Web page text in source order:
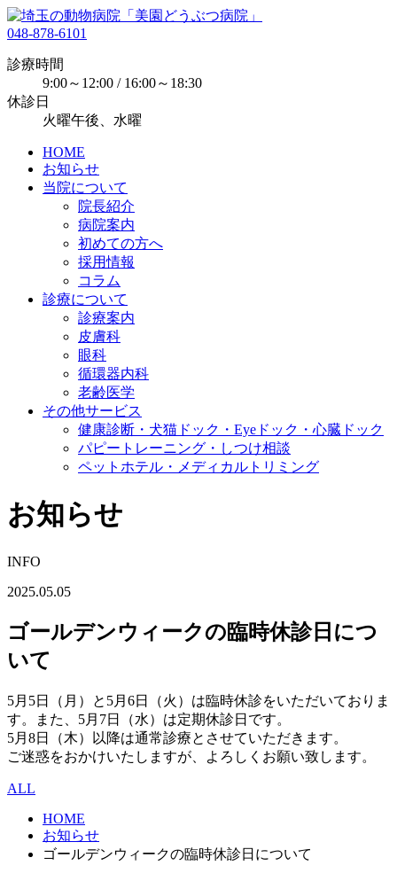
048-878-6101
診療時間
9:00～12:00 / 16:00～18:30
休診日
火曜午後、水曜
HOME
お知らせ
当院について
院長紹介
病院案内
初めての方へ
採用情報
コラム
診療について
診療案内
皮膚科
眼科
循環器内科
老齢医学
その他サービス
健康診断・犬猫ドック・Eyeドック・心臓ドック
パピートレーニング・しつけ相談
ペットホテル・メディカルトリミング
お知らせ
INFO
2025.05.05
ゴールデンウィークの臨時休診日につ
いて
5月5日（月）と5月6日（火）は臨時休診をいただいておりま
す。また、5月7日（水）は定期休診日です。
5月8日（木）以降は通常診療とさせていただきます。
ご迷惑をおかけいたしますが、よろしくお願い致します。
ALL
HOME
お知らせ
ゴールデンウィークの臨時休診日について